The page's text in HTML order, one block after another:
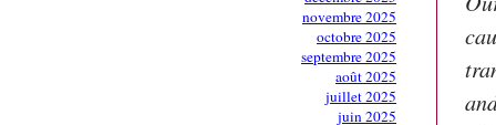
novembre 2025
octobre 2025
septembre 2025
août 2025
juillet 2025
juin 2025